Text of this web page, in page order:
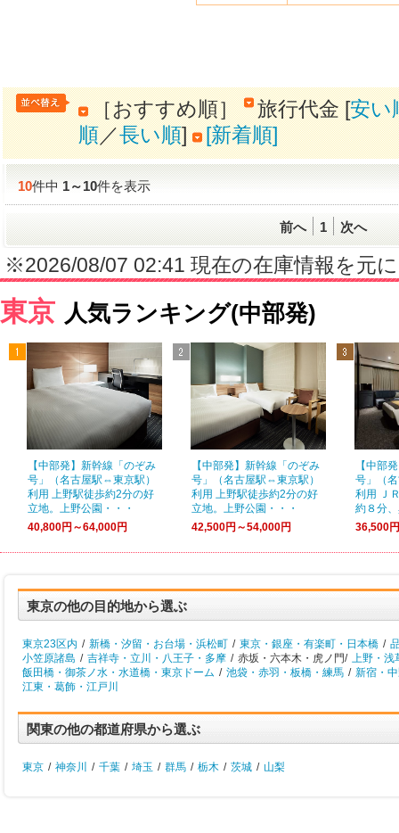
［おすすめ順］ 旅行代金 [安い
順／長い順] [新着順]
10件中1～10件を表示
前へ 1 次へ
※2026/08/07 02:41 現在の在庫情報を元
東京 人気ランキング(中部発)
【中部発】新幹線「のぞみ
号」（名古屋駅⇔東京駅）
利用 上野駅徒歩約2分の好
立地。上野公園・・・
40,800円～64,000円
【中部発】新幹線「のぞみ
号」（名古屋駅⇔東京駅）
利用 上野駅徒歩約2分の好
立地。上野公園・・・
42,500円～54,000円
【中部
号」（
利用 Ｊ
約８分
36,500
東京の他の目的地から選ぶ
東京23区内 / 新橋・汐留・お台場・浜松町 / 東京・銀座・有楽町・日本橋 /
小笠原諸島 / 吉祥寺・立川・八王子・多摩 / 赤坂・六本木・虎ノ門/ 上野・浅
飯田橋・御茶ノ水・水道橋・東京ドーム / 池袋・赤羽・板橋・練馬 / 新宿・
江東・葛飾・江戸川
関東の他の都道府県から選ぶ
東京 / 神奈川 / 千葉 / 埼玉 / 群馬 / 栃木 / 茨城 / 山梨